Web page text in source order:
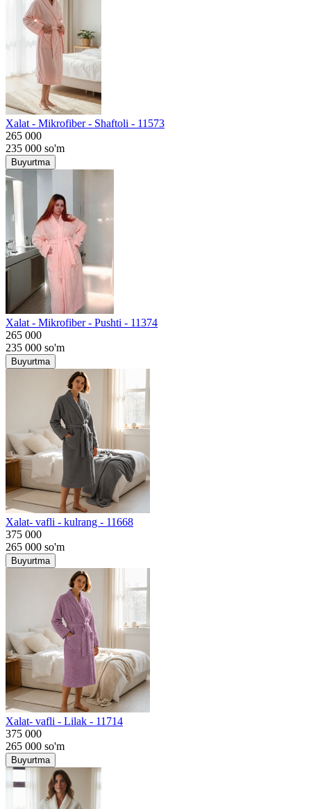
Хalat - Mikrofiber - Shaftoli - 11573
265 000
235 000 so'm
Buyurtma
Хalat - Mikrofiber - Pushti - 11374
265 000
235 000 so'm
Buyurtma
Хalat- vafli - kulrang - 11668
375 000
265 000 so'm
Buyurtma
Хalat- vafli - Lilak - 11714
375 000
265 000 so'm
Buyurtma